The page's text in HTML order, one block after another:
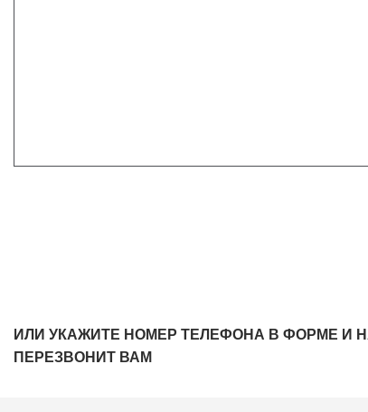
ИЛИ УКАЖИТЕ НОМЕР ТЕЛЕФОНА В ФОРМЕ И
ПЕРЕЗВОНИТ ВАМ